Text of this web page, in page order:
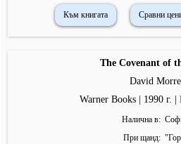
Към книгата Сравни
The Covenant of
David
Warner Books | 1990 г.
Налична в
При щанд
"